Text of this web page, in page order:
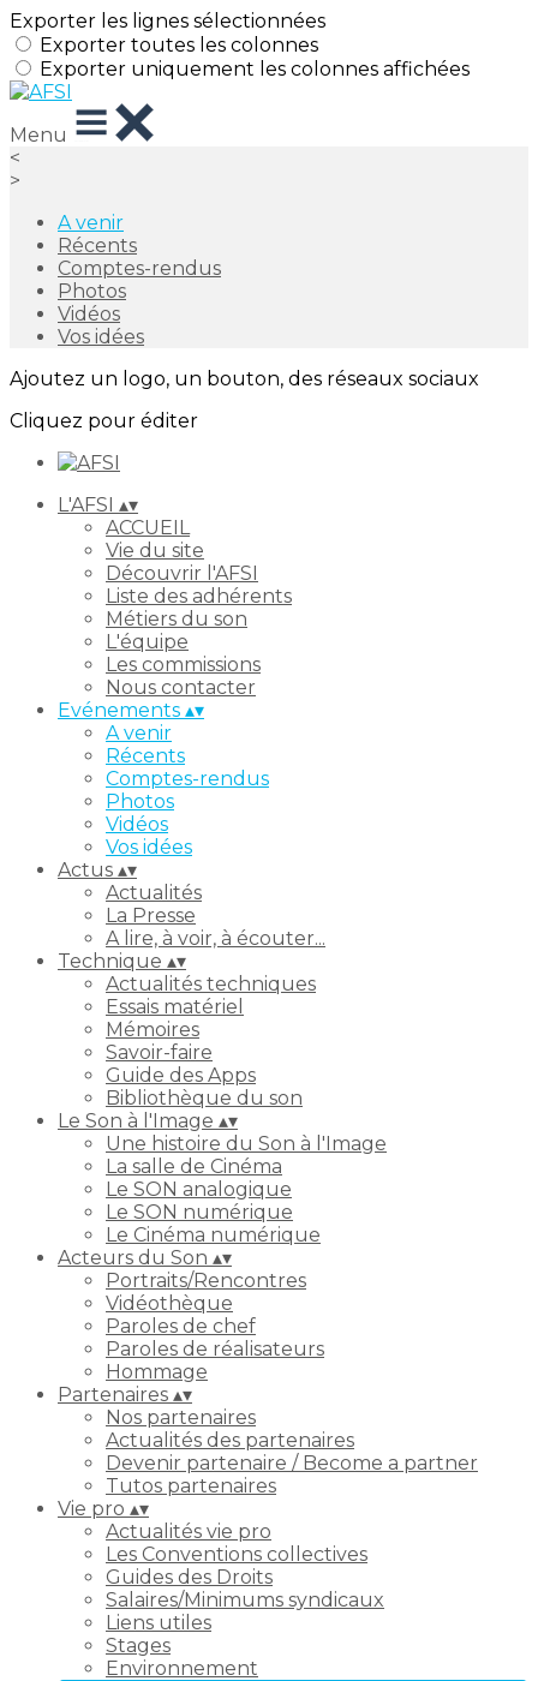
Exporter les lignes sélectionnées
Exporter toutes les colonnes
Exporter uniquement les colonnes affichées
Menu
<
>
A venir
Récents
Comptes-rendus
Photos
Vidéos
Vos idées
Ajoutez un logo, un bouton, des réseaux sociaux
Cliquez pour éditer
L'AFSI ▴▾
ACCUEIL
Vie du site
Découvrir l'AFSI
Liste des adhérents
Métiers du son
L'équipe
Les commissions
Nous contacter
Evénements ▴▾
A venir
Récents
Comptes-rendus
Photos
Vidéos
Vos idées
Actus ▴▾
Actualités
La Presse
A lire, à voir, à écouter...
Technique ▴▾
Actualités techniques
Essais matériel
Mémoires
Savoir-faire
Guide des Apps
Bibliothèque du son
Le Son à l'Image ▴▾
Une histoire du Son à l'Image
La salle de Cinéma
Le SON analogique
Le SON numérique
Le Cinéma numérique
Acteurs du Son ▴▾
Portraits/Rencontres
Vidéothèque
Paroles de chef
Paroles de réalisateurs
Hommage
Partenaires ▴▾
Nos partenaires
Actualités des partenaires
Devenir partenaire / Become a partner
Tutos partenaires
Vie pro ▴▾
Actualités vie pro
Les Conventions collectives
Guides des Droits
Salaires/Minimums syndicaux
Liens utiles
Stages
Environnement